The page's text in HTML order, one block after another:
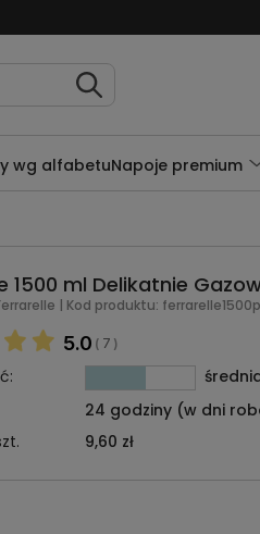
wg alfabetuNapoje premium
1500 ml Delikatnie
| Kod produktu:
5.0 ( 7 )
24 godziny (w dni
9,60 zł